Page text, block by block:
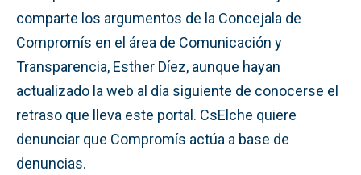
comparte los argumentos de la Concejala de
Compromís en el área de Comunicación y
Transparencia, Esther Díez, aunque hayan
actualizado la web al día siguiente de conocerse el
retraso que lleva este portal. CsElche quiere
denunciar que Compromís actúa a base de
denuncias.